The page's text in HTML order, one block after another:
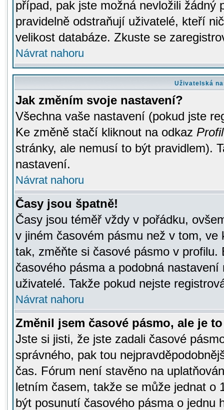
případ, pak jste možná nevložili žádný
pravidelně odstraňují uživatelé, kteří
velikost databáze. Zkuste se
Návrat nahoru
Uživatelská
Jak změním svoje nastavení?
Všechna vaše nastavení (pokud jste
Ke změně stačí kliknout na odkaz Profil
stránky, ale nemusí to být pravidlem).
nastavení.
Návrat nahoru
Časy jsou špatně!
Časy jsou téměř vždy v pořádku,
v jiném časovém pásmu než v tom,
tak, změňte si časové pásmo v
časového pásma a podobná
uživatelé. Takže pokud nejste
Návrat nahoru
Změnil jsem časové pásmo, ale je
Jste si jisti, že jste zadali časové
správného, pak tou
čas. Fórum není stavěno na
letním časem, takže se může jednat o
být posunutí časového pásma o jednu